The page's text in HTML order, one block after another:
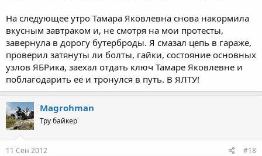
На следующее утро Тамара Яковлевна снова накормила
вкусным завтраком и, не смотря на мои протесты,
завернула в дорогу бутерброды. Я смазал цепь в гараже,
проверил затянуты ли болты, гайки, состояние основных
узлов ЯБРика, заехал отдать ключ Тамаре Яковлевне и
поблагодарить ее и тронулся в путь. В ЯЛТУ!
Magrohman
Тру байкер
11 Сен 2012 #18